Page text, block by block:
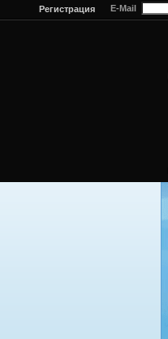
Регистрация E-Mail